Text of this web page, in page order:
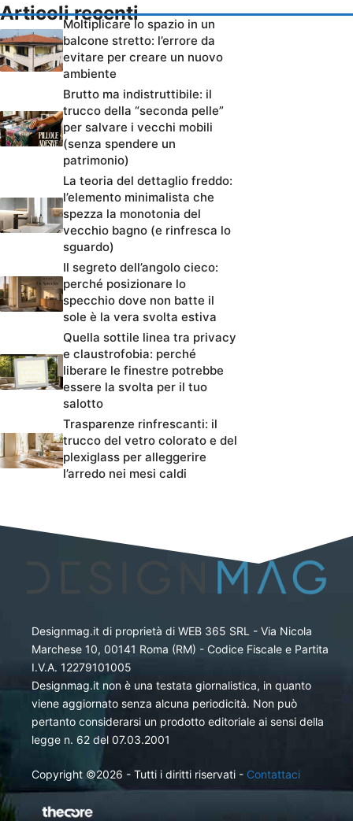
Articoli recenti
Moltiplicare lo spazio in un
balcone stretto: l’errore da
evitare per creare un nuovo
ambiente
Brutto ma indistruttibile: il
trucco della “seconda pelle”
per salvare i vecchi mobili
(senza spendere un
patrimonio)
La teoria del dettaglio freddo:
l’elemento minimalista che
spezza la monotonia del
vecchio bagno (e rinfresca lo
sguardo)
Il segreto dell’angolo cieco:
perché posizionare lo
specchio dove non batte il
sole è la vera svolta estiva
Quella sottile linea tra privacy
e claustrofobia: perché
liberare le finestre potrebbe
essere la svolta per il tuo
salotto
Trasparenze rinfrescanti: il
trucco del vetro colorato e del
plexiglass per alleggerire
l’arredo nei mesi caldi
Designmag.it di proprietà di WEB 365 SRL - Via Nicola
Marchese 10, 00141 Roma (RM) - Codice Fiscale e Partita
I.V.A. 12279101005
Designmag.it non è una testata giornalistica, in quanto
viene aggiornato senza alcuna periodicità. Non può
pertanto considerarsi un prodotto editoriale ai sensi della
legge n. 62 del 07.03.2001
Copyright ©2026 - Tutti i diritti riservati - Contattaci